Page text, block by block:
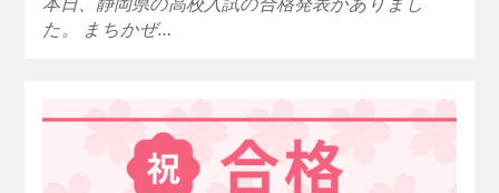
た。 まちかぜ…